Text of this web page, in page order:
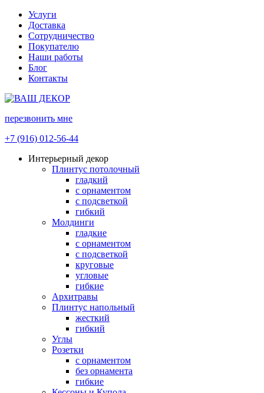
Услуги
Доставка
Сотрудничество
Покупателю
Наши работы
Блог
Контакты
перезвонить мне
+7 (916) 012-56-44
Интерьерный декор
Плинтус потолочный
гладкий
с орнаментом
с подсветкой
гибкий
Молдинги
гладкие
с орнаментом
с подсветкой
круговые
угловые
гибкие
Архитравы
Плинтус напольный
жесткий
гибкий
Углы
Розетки
с орнаментом
без орнамента
гибкие